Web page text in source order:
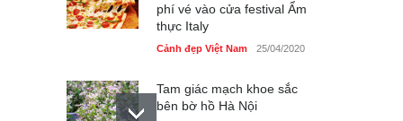
phí vé vào cửa festival Ẩm
thực Italy
Cảnh đẹp Việt Nam 25/04/2020
Tam giác mạch khoe sắc
bên bờ hồ Hà Nội